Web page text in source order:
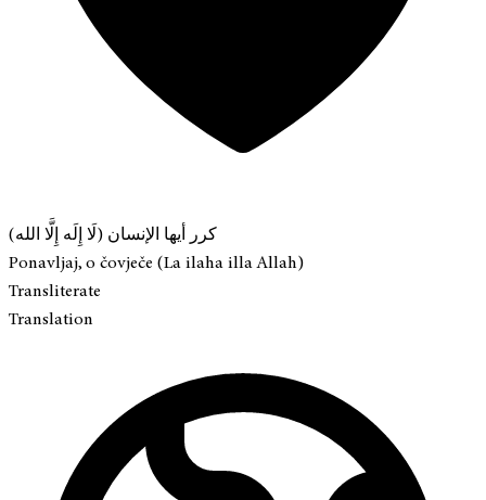
كرر أيها الإنسان (لَا إِلَه إِلَّا الله)
Ponavljaj, o čovječe (La ilaha illa Allah)
Transliterate
Translation